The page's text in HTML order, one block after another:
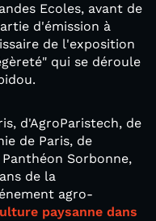
Ecoles, avant de
d'émission à
de l'exposition
qui se déroule
d'AgroParistech, de
de Paris, de
Sorbonne,
de la
agro-
paysanne dans